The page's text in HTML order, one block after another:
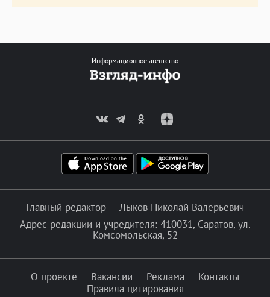
Информационное агентство
Главный редактор — Лыков Николай Валерьевич
Адрес редакции и учредителя: 410031, Саратов, ул.
Комсомольская, 52
О проекте Вакансии Реклама
Контакты
Правила цитирования